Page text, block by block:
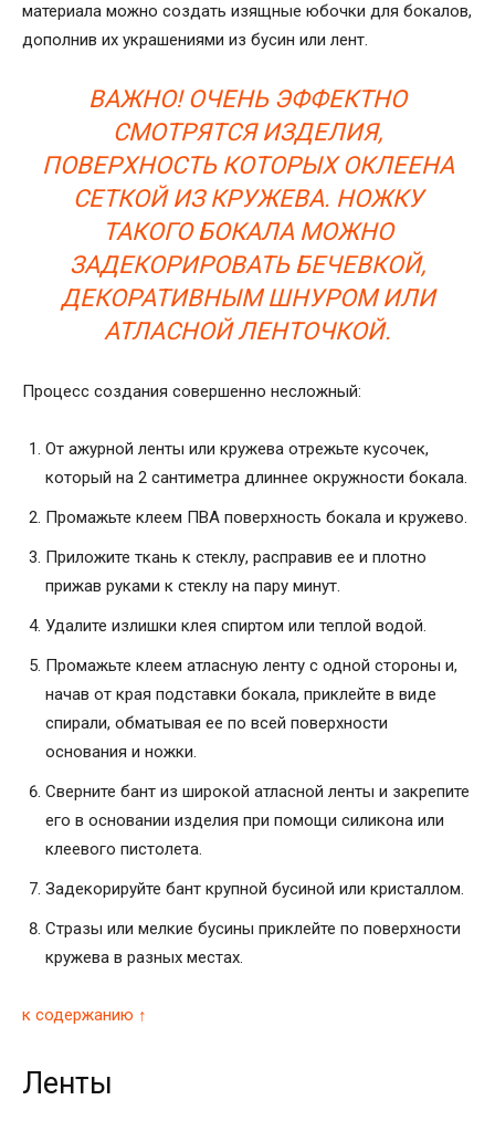
материала можно создать изящные юбочки для бокалов,
дополнив их украшениями из бусин или лент.
ВАЖНО! ОЧЕНЬ ЭФФЕКТНО
СМОТРЯТСЯ ИЗДЕЛИЯ,
ПОВЕРХНОСТЬ КОТОРЫХ ОКЛЕЕНА
СЕТКОЙ ИЗ КРУЖЕВА. НОЖКУ
ТАКОГО БОКАЛА МОЖНО
ЗАДЕКОРИРОВАТЬ БЕЧЕВКОЙ,
ДЕКОРАТИВНЫМ ШНУРОМ ИЛИ
АТЛАСНОЙ ЛЕНТОЧКОЙ.
Процесс создания совершенно несложный:
От ажурной ленты или кружева отрежьте кусочек,
который на 2 сантиметра длиннее окружности бокала.
Промажьте клеем ПВА поверхность бокала и кружево.
Приложите ткань к стеклу, расправив ее и плотно
прижав руками к стеклу на пару минут.
Удалите излишки клея спиртом или теплой водой.
Промажьте клеем атласную ленту с одной стороны и,
начав от края подставки бокала, приклейте в виде
спирали, обматывая ее по всей поверхности
основания и ножки.
Сверните бант из широкой атласной ленты и закрепите
его в основании изделия при помощи силикона или
клеевого пистолета.
Задекорируйте бант крупной бусиной или кристаллом.
Стразы или мелкие бусины приклейте по поверхности
кружева в разных местах.
к содержанию ↑
Ленты